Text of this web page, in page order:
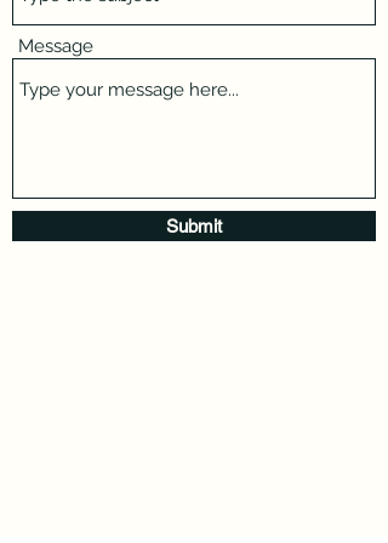
Message
Submit